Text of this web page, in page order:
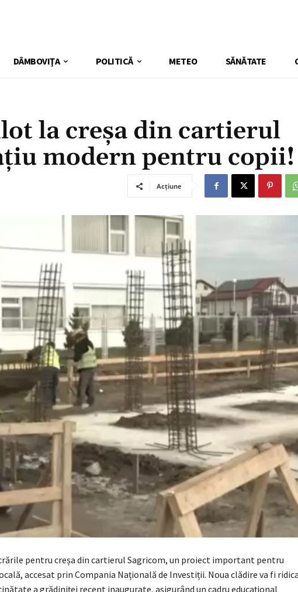
DÂMBOVIŢA POLITICĂ METEO SĂNĂTATE
la creșa din cartierul
modern pentru copii!
Acțiune
pentru creșa din cartierul Sagricom, un proiect important pentru
accesat prin Compania Națională de Investiții. Noua clădire va fi
a grădiniței recent inaugurate, asigurând un cadru educațional